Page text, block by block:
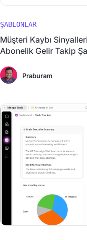
ŞABLONLAR
Müşteri Kaybı
Abonelik Gelir Takip
Praburam